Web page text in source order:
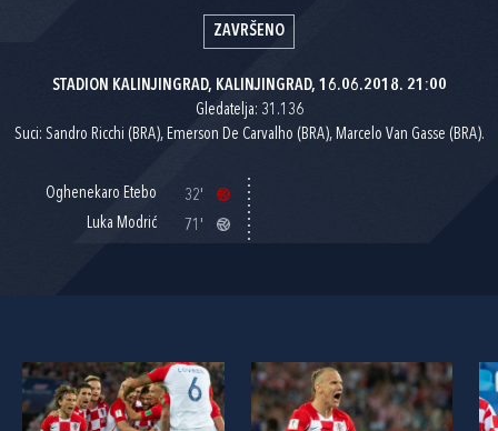
ZAVRŠENO
STADION KALINJINGRAD, KALINJINGRAD, 16.06.2018. 21:00
Gledatelja: 31.136
Suci: Sandro Ricchi (BRA), Emerson De Carvalho (BRA), Marcelo Van Gasse (BRA).
Oghenekaro Etebo
32'
Luka Modrić
71'